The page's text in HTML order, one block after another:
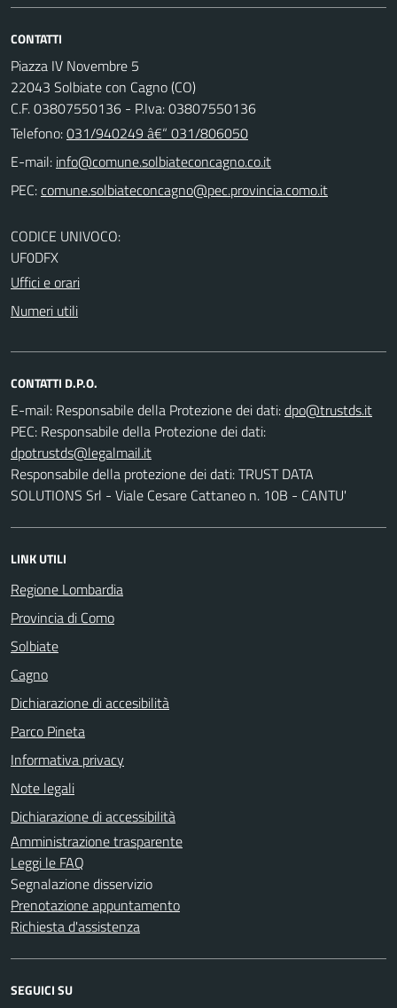
CONTATTI
Piazza IV Novembre 5
22043 Solbiate con Cagno (CO)
C.F. 03807550136 - P.Iva: 03807550136
Telefono:031/940249 â€“ 031/806050
E-mail:
PEC:
CODICE UNIVOCO:
UF0DFX
Uffici e orari
Numeri utili
CONTATTI D.P.O.
E-mail: Responsabile della Protezione dei dati:
PEC: Responsabile della Protezione dei dati:
Responsabile della protezione dei dati: TRUST DATA
SOLUTIONS Srl - Viale Cesare Cattaneo n. 10B - CANTU'
LINK UTILI
Regione Lombardia
Provincia di Como
Solbiate
Cagno
Dichiarazione di accesibilità
Parco Pineta
Informativa privacy
Note legali
Dichiarazione di accessibilità
Amministrazione trasparente
Leggi le FAQ
Segnalazione disservizio
Prenotazione appuntamento
Richiesta d'assistenza
SEGUICI SU